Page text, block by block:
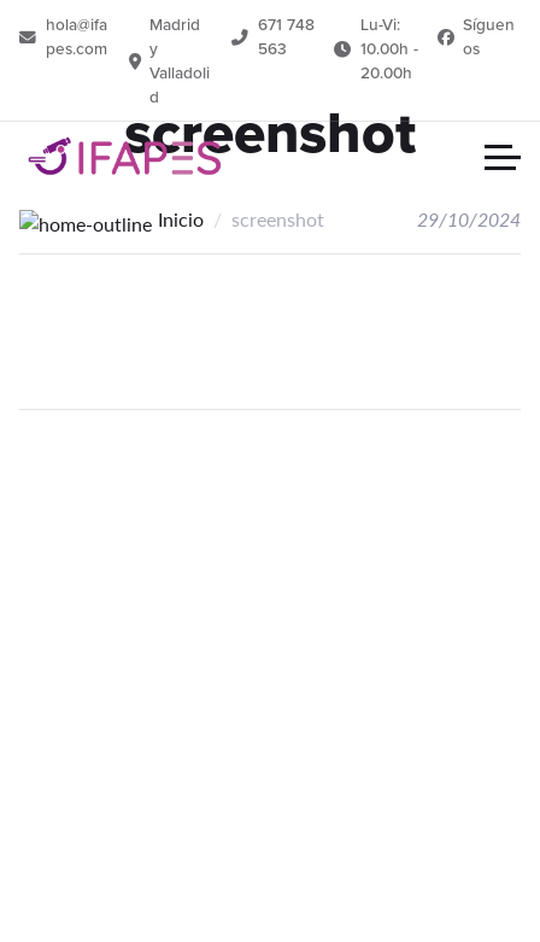
hola@ifa
pes.com
Madrid
y
Valladoli
d
671 748
563
Lu-Vi:
10.00h -
20.00h
Síguen
os
screenshot
Inicio screenshot 29/10/2024